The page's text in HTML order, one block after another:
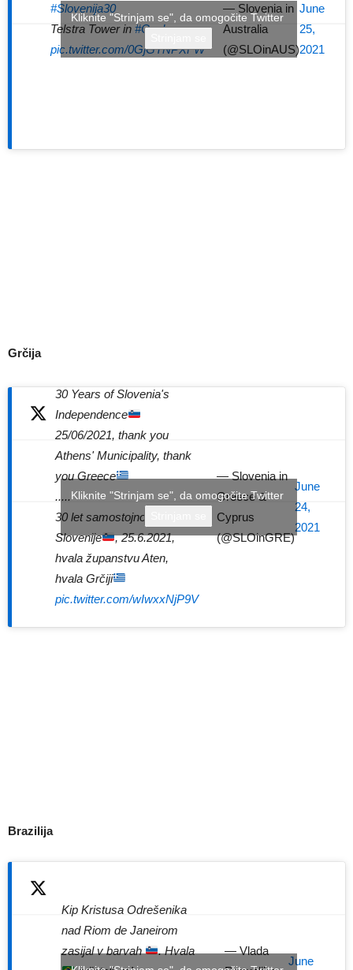
#Slovenija30
Telstra Tower in #Canberra
pic.twitter.com/0GjGTNPXFW
— Slovenia in
Australia
(@SLOinAUS)
June
25,
2021
Kliknite "Strinjam se", da omogočite Twitter
Grčija
30 Years of Slovenia's
Independence
25/06/2021, thank you
Athens' Municipality, thank
you Greece
.....
30 let samostojnosti
Slovenije
, 25.6.2021,
hvala županstvu Aten,
hvala Grčiji
pic.twitter.com/wIwxxNjP9V
— Slovenia in
Greece &
Cyprus
(@SLOinGRE)
June
24,
2021
Kliknite "Strinjam se", da omogočite Twitter
Brazilija
Kip Kristusa Odrešenika
nad Riom de Janeirom
zasijal v barvah
. Hvala
— Vlada
June